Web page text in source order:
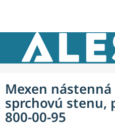
Mexen
sprchovú stenu,
800-00-95